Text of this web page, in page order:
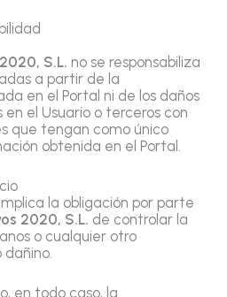
S.L. no se responsabiliza
a partir de la
en el Portal ni de los daños
en el Usuario o terceros con
que tengan como único
obtenida en el Portal.
la obligación por parte
2020, S.L. de controlar la
o cualquier otro
en todo caso, la